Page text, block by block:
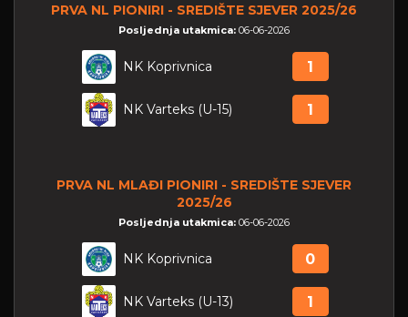
PRVA NL PIONIRI - SREDIŠTE SJEVER 2025/26
Posljednja utakmica: 06-06-2026
NK Koprivnica 1
NK Varteks (U-15) 1
PRVA NL MLAĐI PIONIRI - SREDIŠTE SJEVER
2025/26
Posljednja utakmica: 06-06-2026
NK Koprivnica 0
NK Varteks (U-13) 1